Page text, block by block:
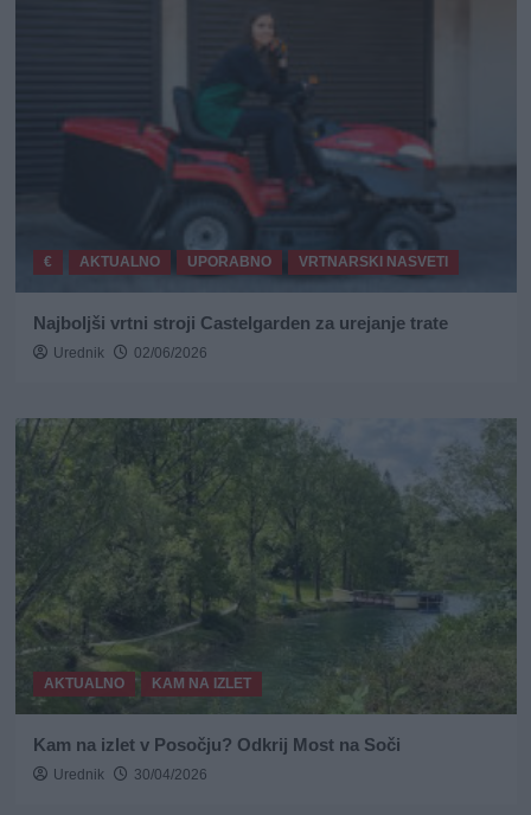
€ AKTUALNO UPORABNO VRTNARSKI NASVETI
Najboljši vrtni stroji Castelgarden za urejanje trate
Urednik 02/06/2026
AKTUALNO KAM NA IZLET
Kam na izlet v Posočju? Odkrij Most na Soči
Urednik 30/04/2026